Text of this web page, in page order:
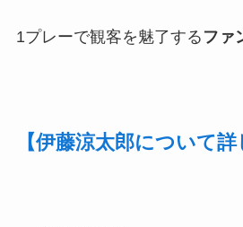
1プレーで観客を魅了する ファ
【伊藤涼太郎について詳